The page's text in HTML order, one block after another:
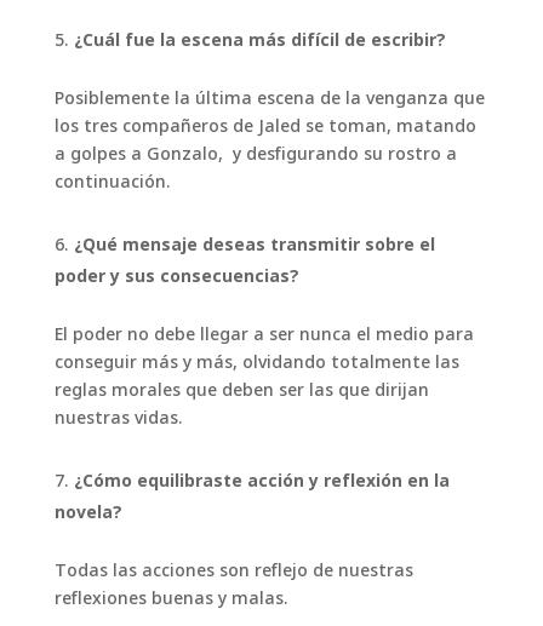
¿Cuál fue la escena más difícil de escribir?
Posiblemente la última escena de la venganza que
los tres compañeros de Jaled se toman, matando
a golpes a Gonzalo, y desfigurando su rostro a
continuación.
¿Qué mensaje deseas transmitir sobre el
poder y sus consecuencias?
El poder no debe llegar a ser nunca el medio para
conseguir más y más, olvidando totalmente las
reglas morales que deben ser las que dirijan
nuestras vidas.
¿Cómo equilibraste acción y reflexión en la
novela?
Todas las acciones son reflejo de nuestras
reflexiones buenas y malas.